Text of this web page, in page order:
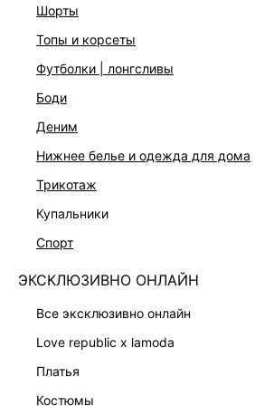
шорты
топы и корсеты
футболки | лонгсливы
боди
деним
нижнее белье и одежда для дома
трикотаж
купальники
спорт
ЭКСКЛЮЗИВНО ОНЛАЙН
все эксклюзивно онлайн
love republic x lamoda
платья
костюмы
Шлевки для ремня
Застежка на молнию с пуговицей
Цвет: голубой индиго
На модели размер 44. Крой модели
стандартному размеру
ДОСТАВКА И ВОЗВРАТ
Подробные условия доставки и